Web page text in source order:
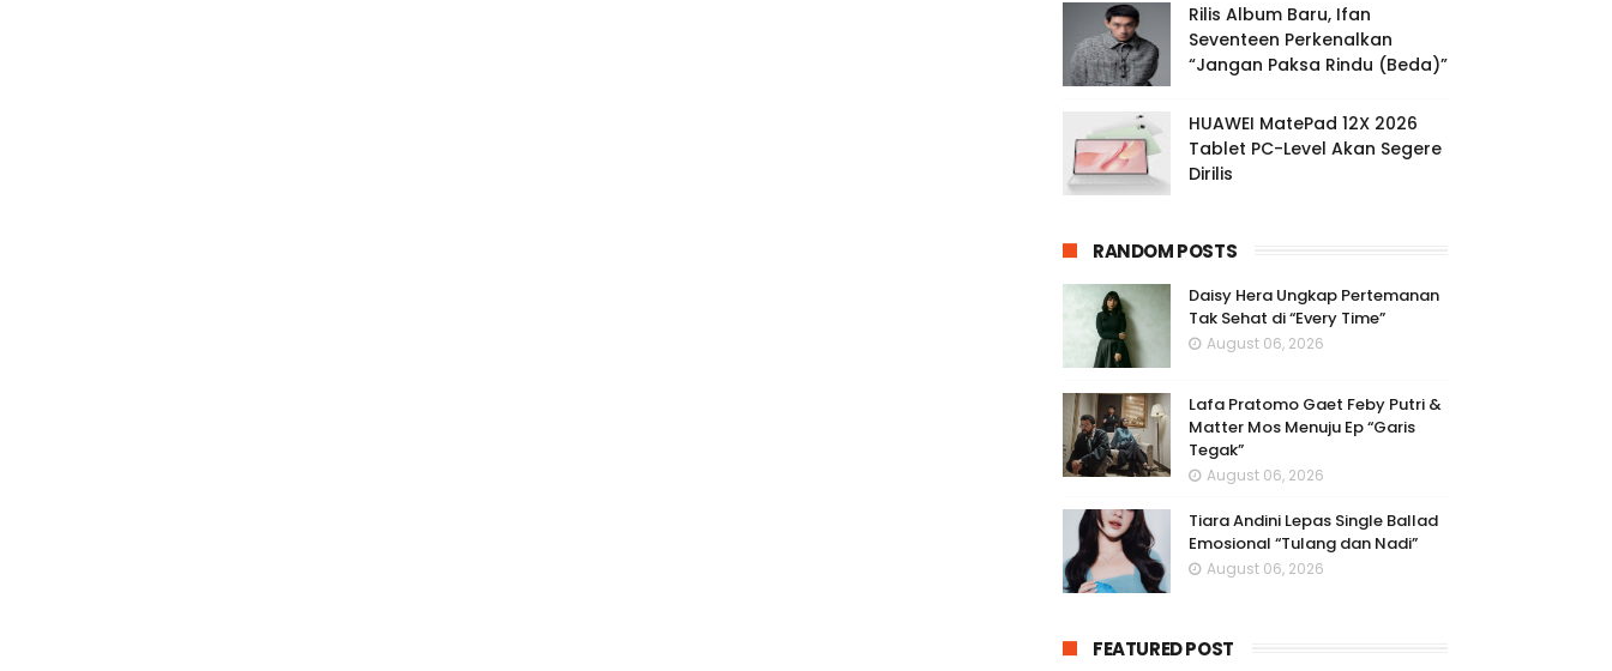
Rilis Album Baru, Ifan
Seventeen Perkenalkan
“Jangan Paksa Rindu (Beda)”
HUAWEI MatePad 12X 2026
Tablet PC-Level Akan Segere
Dirilis
RANDOM POSTS
Daisy Hera Ungkap Pertemanan
Tak Sehat di “Every Time”
August 06, 2026
Lafa Pratomo Gaet Feby Putri &
Matter Mos Menuju Ep “Garis
Tegak”
August 06, 2026
Tiara Andini Lepas Single Ballad
Emosional “Tulang dan Nadi”
August 06, 2026
FEATURED POST